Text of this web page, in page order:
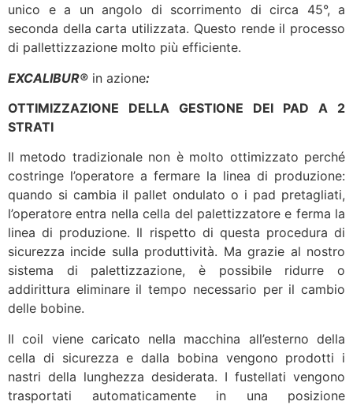
unico e a un angolo di scorrimento di circa 45°, a
seconda della carta utilizzata. Questo rende il processo
di pallettizzazione molto più efficiente.
EXCALIBUR® in azione:
OTTIMIZZAZIONE DELLA GESTIONE DEI PAD A 2
STRATI
Il metodo tradizionale non è molto ottimizzato perché
costringe l’operatore a fermare la linea di produzione:
quando si cambia il pallet ondulato o i pad pretagliati,
l’operatore entra nella cella del palettizzatore e ferma la
linea di produzione. Il rispetto di questa procedura di
sicurezza incide sulla produttività. Ma grazie al nostro
sistema di palettizzazione, è possibile ridurre o
addirittura eliminare il tempo necessario per il cambio
delle bobine.
Il coil viene caricato nella macchina all’esterno della
cella di sicurezza e dalla bobina vengono prodotti i
nastri della lunghezza desiderata. I fustellati vengono
trasportati automaticamente in una posizione